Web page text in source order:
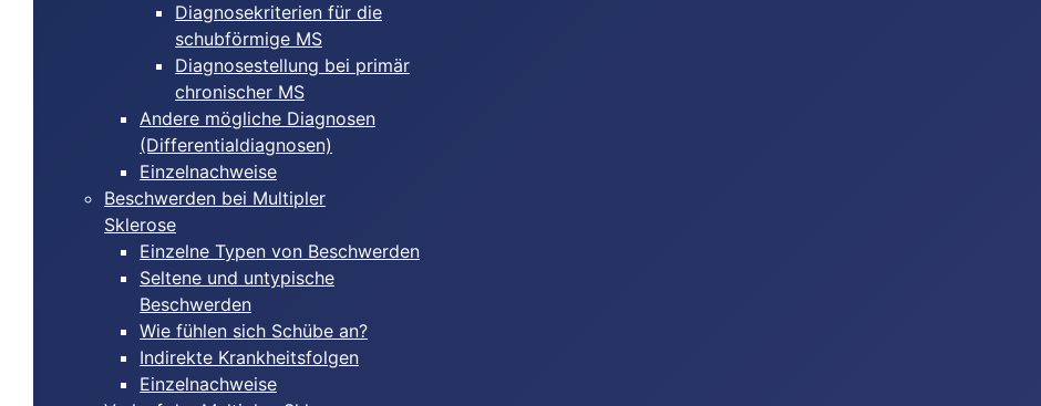
Diagnosekriterien für die
schubförmige MS
Diagnosestellung bei primär
chronischer MS
Andere mögliche Diagnosen
(Differentialdiagnosen)
Einzelnachweise
Beschwerden bei Multipler
Sklerose
Einzelne Typen von Beschwerden
Seltene und untypische
Beschwerden
Wie fühlen sich Schübe an?
Indirekte Krankheitsfolgen
Einzelnachweise